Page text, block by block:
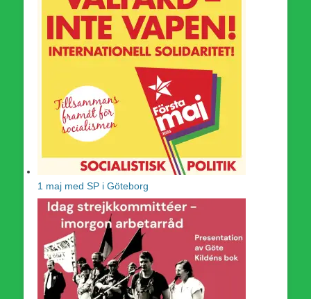
1 maj med SP i Göteborg